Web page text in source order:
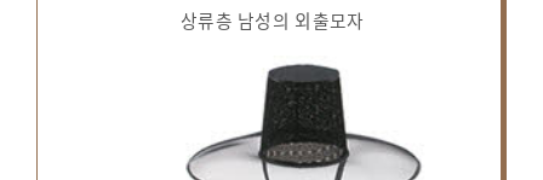
상류층 남성의 외출모자